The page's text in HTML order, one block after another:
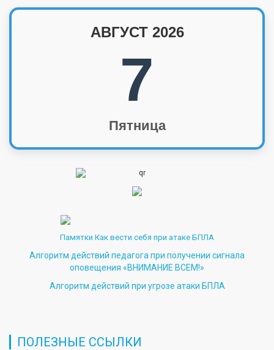
АВГУСТ 2026
7
Пятница
Памятки Как вести себя при атаке БПЛА
Алгоритм действий педагога при получении сигнала
оповещения «ВНИМАНИЕ ВСЕМ!»
Алгоритм действий при угрозе атаки БПЛА
ПОЛЕЗНЫЕ ССЫЛКИ